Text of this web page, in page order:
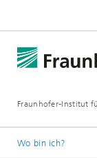
Fraunhofer-Institut
Wo bin ich?